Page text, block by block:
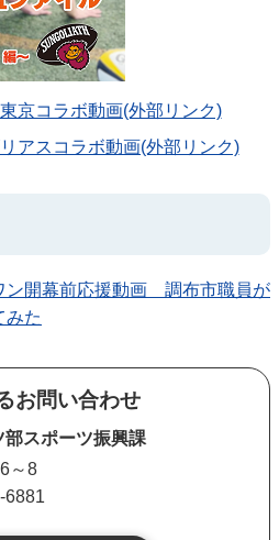
京コラボ動画(外部リンク)
アスコラボ動画(外部リンク)
ン開幕前応援動画 調布市職員が
みた
お問い合わせ
スポーツ振興課
～8
6881